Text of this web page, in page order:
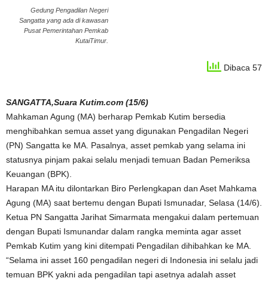
Gedung Pengadilan Negeri
Sangatta yang ada di kawasan
Pusat Pemerintahan Pemkab
KutaiTimur.
Dibaca 57
SANGATTA,Suara Kutim.com (15/6)
Mahkaman Agung (MA) berharap Pemkab Kutim bersedia
menghibahkan semua asset yang digunakan Pengadilan Negeri
(PN) Sangatta ke MA. Pasalnya, asset pemkab yang selama ini
statusnya pinjam pakai selalu menjadi temuan Badan Pemeriksa
Keuangan (BPK).
Harapan MA itu dilontarkan Biro Perlengkapan dan Aset Mahkama
Agung (MA) saat bertemu dengan Bupati Ismunadar, Selasa (14/6).
Ketua PN Sangatta Jarihat Simarmata mengakui dalam pertemuan
dengan Bupati Ismunandar dalam rangka meminta agar asset
Pemkab Kutim yang kini ditempati Pengadilan dihibahkan ke MA.
“Selama ini asset 160 pengadilan negeri di Indonesia ini selalu jadi
temuan BPK yakni ada pengadilan tapi asetnya adalah asset